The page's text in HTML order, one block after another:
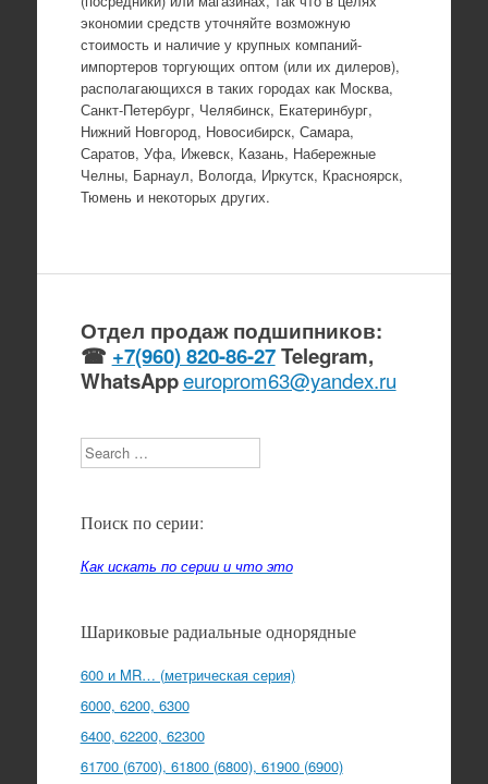
экономии средств уточняйте возможную
стоимость и наличие у крупных компаний-
импортеров торгующих оптом (или их дилеров),
располагающихся в таких городах как Москва,
Санкт-Петербург, Челябинск, Екатеринбург,
Нижний Новгород, Новосибирск, Самара,
Саратов, Уфа, Ижевск, Казань, Набережные
Челны, Барнаул, Вологда, Иркутск, Красноярск,
Тюмень и некоторых других.
Отдел продаж подшипников:
☎ +7(960) 820-86-27Telegram,
WhatsAppeuroprom63@yandex.ru
Search
Поиск по серии:
Как искать по серии и что это
Шариковые радиальные однорядные
600 и MR… (метрическая серия)
6000, 6200, 6300
6400, 62200, 62300
61700 (6700), 61800 (6800), 61900 (6900)